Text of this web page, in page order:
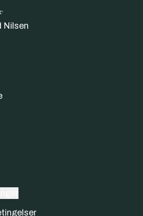
Nilsen